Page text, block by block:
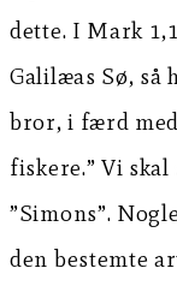
dette. I Mark
Galilæas Sø, så
bror, i færd
fiskere.” Vi
”Simons”.
den bestemte